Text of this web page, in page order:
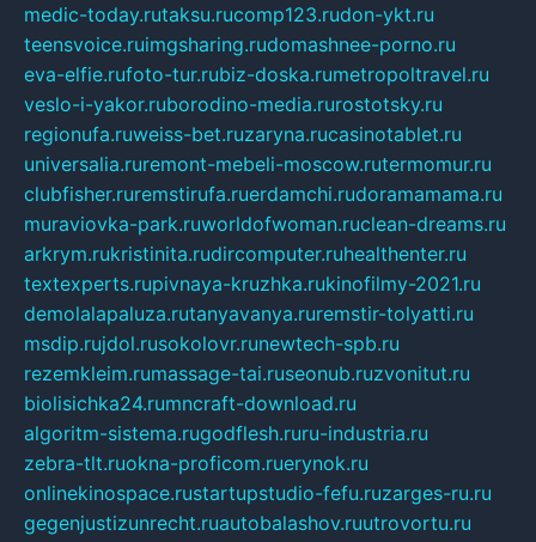
medic-today.rutaksu.rucomp123.rudon-ykt.ru
teensvoice.ruimgsharing.rudomashnee-porno.ru
eva-elfie.rufoto-tur.rubiz-doska.rumetropoltravel.ru
veslo-i-yakor.ruborodino-media.rurostotsky.ru
regionufa.ruweiss-bet.ruzaryna.rucasinotablet.ru
universalia.ruremont-mebeli-moscow.rutermomur.ru
clubfisher.ruremstirufa.ruerdamchi.rudoramamama.ru
muraviovka-park.ruworldofwoman.ruclean-dreams.ru
arkrym.rukristinita.rudircomputer.ruhealthenter.ru
textexperts.rupivnaya-kruzhka.rukinofilmy-2021.ru
demolalapaluza.rutanyavanya.ruremstir-tolyatti.ru
msdip.rujdol.rusokolovr.runewtech-spb.ru
rezemkleim.rumassage-tai.ruseonub.ruzvonitut.ru
biolisichka24.rumncraft-download.ru
algoritm-sistema.rugodflesh.ruru-industria.ru
zebra-tlt.ruokna-proficom.ruerynok.ru
onlinekinospace.rustartupstudio-fefu.ruzarges-ru.ru
gegenjustizunrecht.ruautobalashov.ruutrovortu.ru